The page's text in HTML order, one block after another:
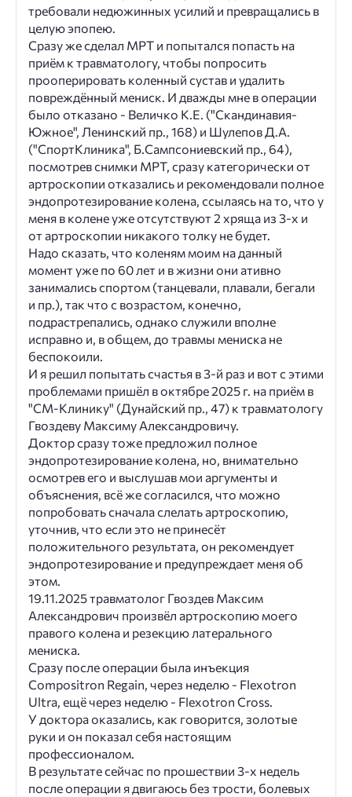
требовали недюжинных усилий и превращались в
целую эпопею.
Сразу же сделал МРТ и попытался попасть на
приём к травматологу, чтобы попросить
прооперировать коленный сустав и удалить
повреждённый мениск. И дважды мне в операции
было отказано - Величко К.Е. ("Скандинавия-
Южное", Ленинский пр., 168) и Шулепов Д.А.
("СпортКлиникa", Б.Сампсониевский пр., 64),
посмотрев снимки МРТ, сразу категорически от
артроскопии отказались и рекомендовали полное
эндопротезирование колена, ссылаясь на то, что у
меня в колене уже отсутствуют 2 хряща из 3-х и
от артроскопии никакого толку не будет.
Надо сказать, что коленям моим на данный
момент уже по 60 лет и в жизни они ативно
занимались спортом (танцевали, плавали, бегали
и пр.), так что с возрастом, конечно,
подрастрепались, однако служили вполне
исправно и, в общем, до травмы мениска не
беспокоили.
И я решил попытать счастья в 3-й раз и вот с этими
проблемами пришёл в октябре 2025 г. на приём в
"СМ-Клинику" (Дунайский пр., 47) к травматологу
Гвоздеву Максиму Александровичу.
Доктор сразу тоже предложил полное
эндопротезирование колена, но, внимательно
осмотрев его и выслушав мои аргументы и
объяснения, всё же согласился, что можно
попробовать сначала слелать артроскопию,
уточнив, что если это не принесёт
положительного результата, он рекомендует
эндопротезирование и предупреждает меня об
этом.
19.11.2025 травматолог Гвоздев Максим
Александрович произвёл артроскопию моего
правого колена и резекцию латерального
мениска.
Сразу после операции была инъекция
Compositron Regain, через неделю - Flexotron
Ultra, ещё через неделю - Flexotron Cross.
У доктора оказались, как говорится, золотые
руки и он показал себя настоящим
профессионалом.
В результате сейчас по прошествии 3-х недель
после операции я двигаюсь без трости, болевых